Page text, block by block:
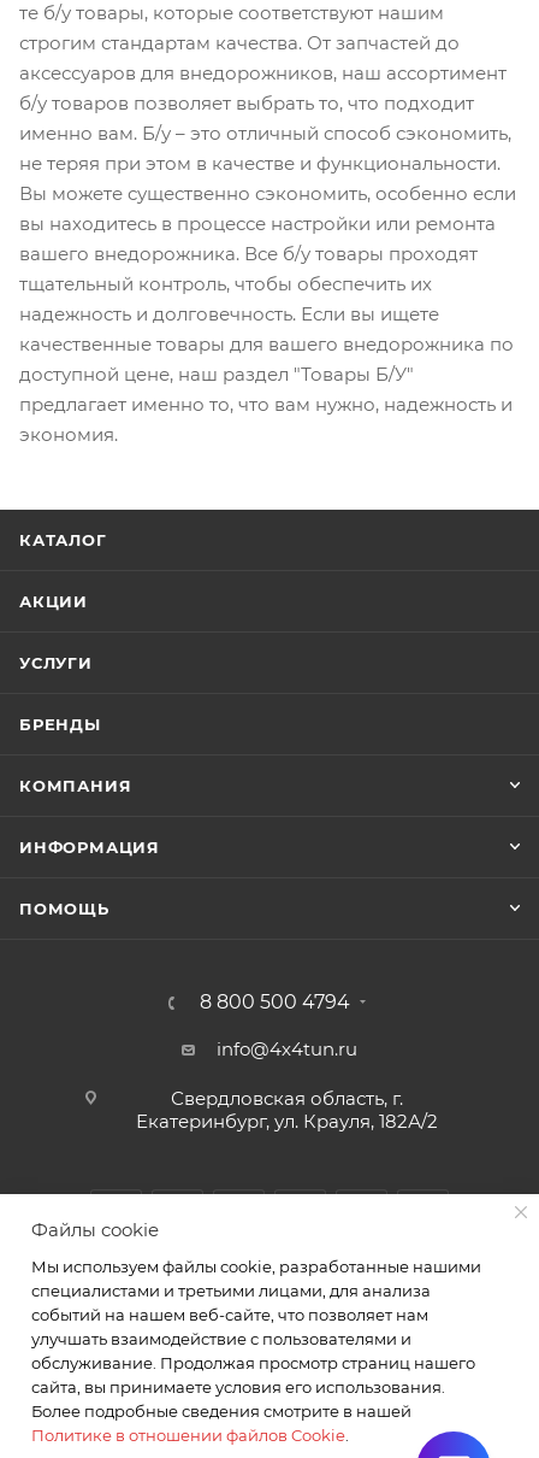
те б/у товары, которые соответствуют нашим
строгим стандартам качества. От запчастей до
аксессуаров для внедорожников, наш ассортимент
б/у товаров позволяет выбрать то, что подходит
именно вам. Б/у – это отличный способ сэкономить,
не теряя при этом в качестве и функциональности.
Вы можете существенно сэкономить, особенно если
вы находитесь в процессе настройки или ремонта
вашего внедорожника. Все б/у товары проходят
тщательный контроль, чтобы обеспечить их
надежность и долговечность. Если вы ищете
качественные товары для вашего внедорожника по
доступной цене, наш раздел "Товары Б/У"
предлагает именно то, что вам нужно, надежность и
экономия.
КАТАЛОГ
АКЦИИ
УСЛУГИ
БРЕНДЫ
КОМПАНИЯ
ИНФОРМАЦИЯ
ПОМОЩЬ
8 800 500 4794
info@4x4tun.ru
Свердловская область, г.
Екатеринбург, ул. Крауля, 182А/2
2026 © Магазин и сервис для внедорожников г.
Екатеринбург Крауля 182А/2. ИП Комаров А.Ю.
Файлы cookie
Мы используем файлы cookie, разработанные нашими
специалистами и третьими лицами, для анализа
событий на нашем веб-сайте, что позволяет нам
улучшать взаимодействие с пользователями и
обслуживание. Продолжая просмотр страниц нашего
сайта, вы принимаете условия его использования.
Более подробные сведения смотрите в нашей
Политике в отношении файлов Cookie